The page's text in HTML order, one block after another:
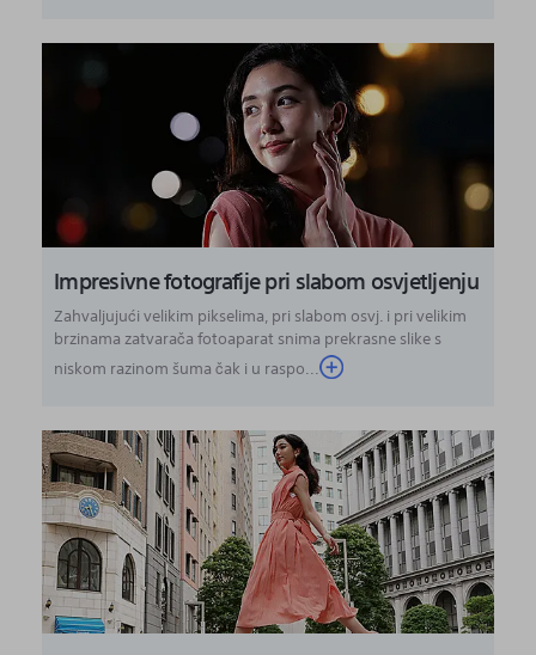
Impresivne fotografije pri slabom osvjetljenju
Zahvaljujući velikim pikselima, pri slabom osvj. i pri velikim
brzinama zatvarača fotoaparat snima prekrasne slike s
niskom razinom šuma čak i u raspo...